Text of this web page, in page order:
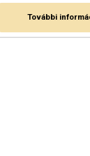
További